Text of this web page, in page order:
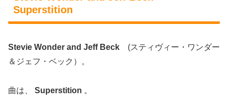
Superstition
Stevie Wonder and Jeff Beck (スティヴィー・ワンダー
＆ジェフ・ベック）。
曲は、 Superstition 。